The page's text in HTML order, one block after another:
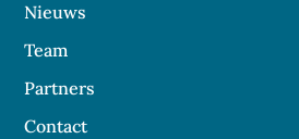
Nieuws
Team
Partners
Contact